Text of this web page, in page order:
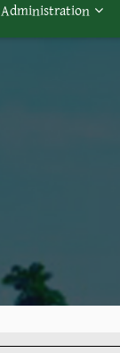
Administration